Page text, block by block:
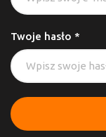
Twoje hasło *